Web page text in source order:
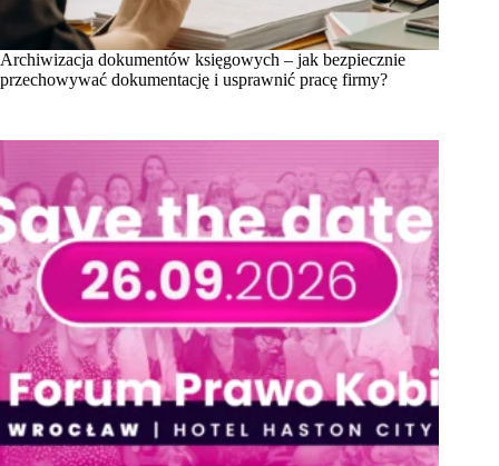
Archiwizacja dokumentów księgowych – jak bezpiecznie
przechowywać dokumentację i usprawnić pracę firmy?